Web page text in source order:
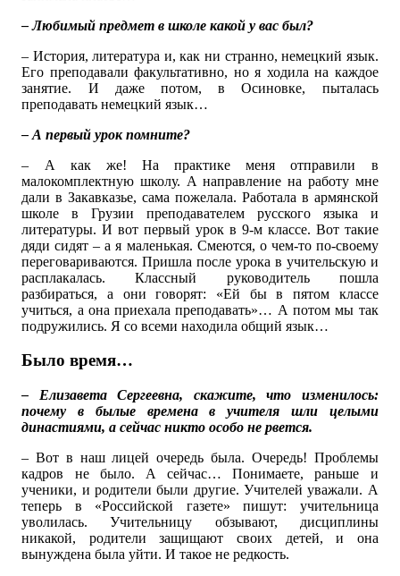
– Любимый предмет в школе какой у вас был?
– История, литература и, как ни странно, немецкий язык.
Его преподавали факультативно, но я ходила на каждое
занятие. И даже потом, в Осиновке, пыталась
преподавать немецкий язык…
– А первый урок помните?
– А как же! На практике меня отправили в
малокомплектную школу. А направление на работу мне
дали в Закавказье, сама пожелала. Работала в армянской
школе в Грузии преподавателем русского языка и
литературы. И вот первый урок в 9-м классе. Вот такие
дяди сидят – а я маленькая. Смеются, о чем-то по-своему
переговариваются. Пришла после урока в учительскую и
расплакалась. Классный руководитель пошла
разбираться, а они говорят: «Ей бы в пятом классе
учиться, а она приехала преподавать»… А потом мы так
подружились. Я со всеми находила общий язык…
Было время…
– Елизавета Сергеевна, скажите, что изменилось:
почему в былые времена в учителя шли целыми
династиями, а сейчас никто особо не рвется.
– Вот в наш лицей очередь была. Очередь! Проблемы
кадров не было. А сейчас… Понимаете, раньше и
ученики, и родители были другие. Учителей уважали. А
теперь в «Российской газете» пишут: учительница
уволилась. Учительницу обзывают, дисциплины
никакой, родители защищают своих детей, и она
вынуждена была уйти. И такое не редкость.